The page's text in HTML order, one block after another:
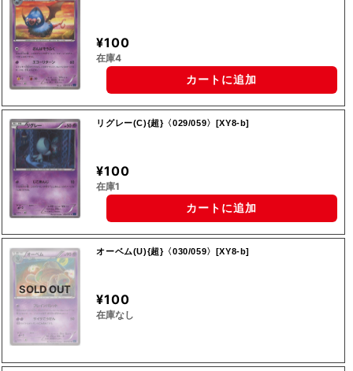
¥100
在庫4
カートに追加
リグレー(C){超}〈029/059〉[XY8-b]
¥100
在庫1
カートに追加
SOLD OUT
オーベム(U){超}〈030/059〉[XY8-b]
¥100
在庫なし